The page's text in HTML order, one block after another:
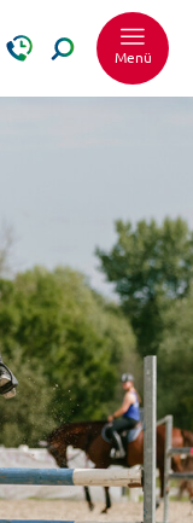
Menü
Schrift
Schrift
Wortabstand
Wortabstand
Zeilenabstand